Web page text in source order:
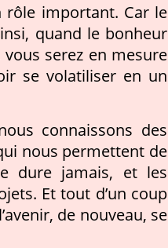
rôle important. Car le
quand le bonheur
serez en mesure
se volatiliser en un
connaissons des
nous permettent de
dure jamais, et les
Et tout d’un coup
de nouveau, se